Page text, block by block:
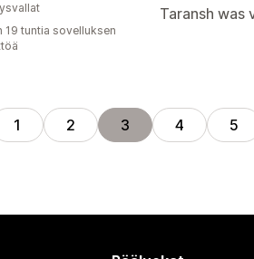
Taransh was
19 tuntia sovelluksen
1 2 3 4 5